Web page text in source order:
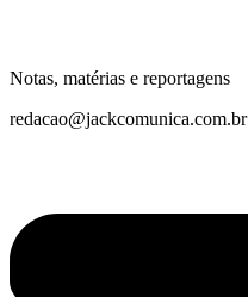
Notas, matérias e reportagens
redacao@jackcomunica.com.br